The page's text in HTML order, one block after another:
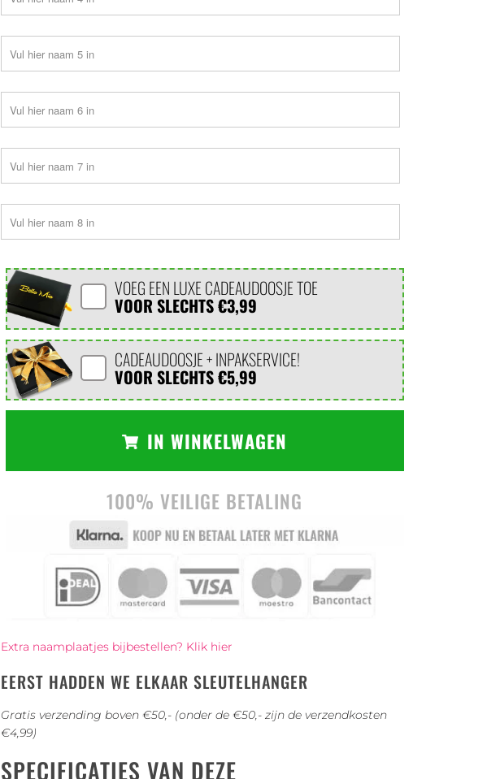
VOEG EEN LUXE CADEAUDOOSJE TOE
VOOR SLECHTS€3,99
CADEAUDOOSJE + INPAKSERVICE!
VOOR SLECHTS€5,99
IN WINKELWAGEN
100% VEILIGE BETALING
Extra naamplaatjes bijbestellen? Klik hier
EERST HADDEN WE ELKAAR SLEUTELHANGER
Gratis verzending boven €50,- (onder de €50,- zijn de verzendkosten
€4,99)
SPECIFICATIES VAN DEZE